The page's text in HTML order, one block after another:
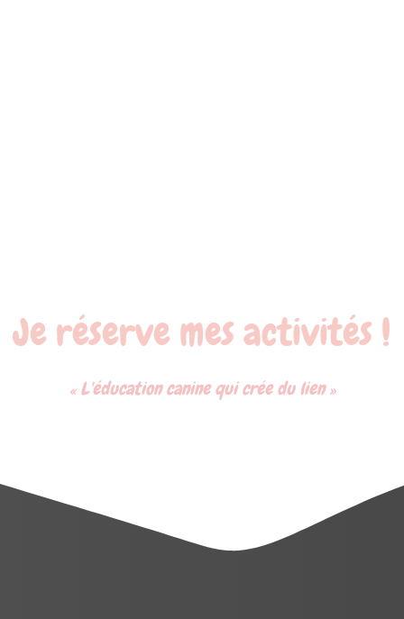
Je réserve mes activités !
« L'éducation canine qui crée du lien »